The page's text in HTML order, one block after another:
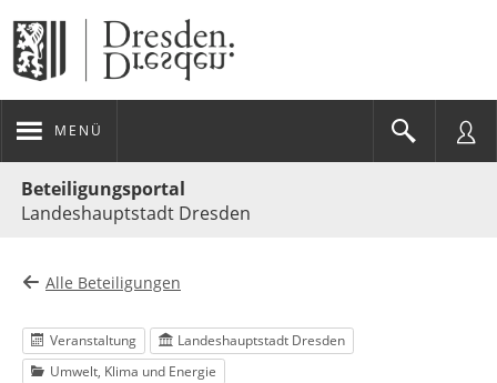
MENÜ
Beteiligungsportal
Landeshauptstadt Dresden
Alle Beteiligungen
Veranstaltung
Landeshauptstadt Dresden
Umwelt, Klima und Energie